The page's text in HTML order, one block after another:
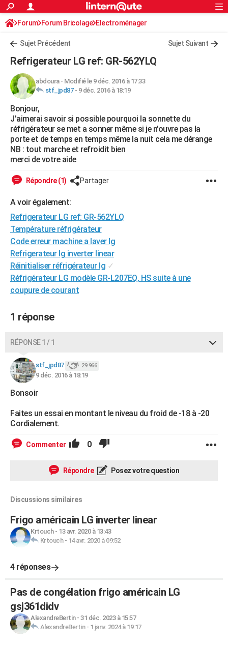
ACTUALITÉS
Politique
Société
Faits Divers
Education
Monde
Villes
+
FINANCE
Retraite
Impôts
Epargne
Immobilier
Risques naturels par ville
Banque
Assurance
Crédit
AUTO
Essais
Réserver un essai
Citadines
Berlines
SUV
Forum auto
+HIGH-TECH
Mobiles
Meilleur smartphone
Internet
Ordinateurs
Jeux vidéo
Guide high-tech
+BRICOLAGE
Forum
Aménagement intérieur
Extérieur
Cuisine
Salle de bains
Jardinage
Rangement
WEEK-END
Guides de France
Escapades
Patrimoine
Expositions
Musées
Week-end nature
LIFESTYLE
SANTE
Alimentation
Guide de la santé
Maladies
Médicaments
Sommeil
VOYAGE
Destinations
City break
Voyage nature
Voyage de noces
Forum
Climat
+PHOTO
GUIDES D'ACHAT
BONS PLANS
Carte de Noël
Carte Bonne année
Carte Saint-Valentin
Carte Pâques
Carte d'anniversaire
DICTIONNAIRE
Dictionnaire
Biographies
Citations
Expressions
Proverbes
PROGRAMME TV
COPAINS D'AVANT
S'inscrire
Se connecter
Lycées
Collèges
Primaires
Universités
Entreprises
Service militaire
Avis de recherche
AVIS DE DÉCÈS
Bricolage
Lifestyle
Culture
Sport
Auto
Television
Voyage
Cinema
S'inscrire
Connexion
Forum Forum Bricolage Electroménager
Sujet Précédent Sujet Suivant
Refrigerateur LG ref: GR-562YLQ
abdoura- Modifié le 9 déc. 2016 à 17:33
stf_jpd87- 9 déc. 2016 à 18:19
Bonjour,
J'aimerai savoir si possible pourquoi la sonnette du
réfrigérateur se met a sonner même si je n'ouvre pas la
porte et de temps en temps même la nuit cela me dérange
NB : tout marche et refroidit bien
merci de votre aide
Répondre (1) Partager
A voir également:
Refrigerateur LG ref: GR-562YLQ
Température réfrigérateur
Code erreur machine a laver lg
Refrigerateur lg inverter linear
Réinitialiser réfrigérateur lg ✓
Réfrigérateur LG modèle GR-L207EQ, HS suite à une
coupure de courant
1 réponse
RÉPONSE 1 / 1
stf_jpd87 29 966
9 déc. 2016 à 18:19
Bonsoir
Faites un essai en montant le niveau du froid de -18 à -20
Cordialement.
Commenter 0
Répondre Posez votre question
Discussions similaires
Frigo américain LG inverter linear
Krtouch- 13 avr. 2020 à 13:43
Krtouch- 14 avr. 2020 à 09:52
4 réponses
Pas de congélation frigo américain LG
gsj361didv
AlexandreBertin- 31 déc. 2023 à 15:57
AlexandreBertin- 1 janv. 2024 à 19:17